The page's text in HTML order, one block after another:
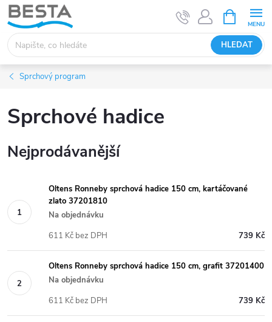
Přejít
na
obsah
HLEDAT
NÁKUPNÍ
KOŠÍK
Sprchový program
Sprchové hadice
Nejprodávanější
Oltens Ronneby sprchová hadice 150 cm, kartáčované
zlato 37201810
Na objednávku
739 Kč
611 Kč bez DPH
Oltens Ronneby sprchová hadice 150 cm, grafit 37201400
Na objednávku
739 Kč
611 Kč bez DPH